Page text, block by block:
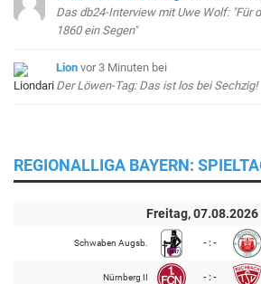
Das db24-Interview mit Uwe Wolf: "Für
1860 ein Segen"
Lion vor 3 Minuten bei
Der Löwen-Tag: Das ist los bei Sechzig!
REGIONALLIGA BAYERN:
Freitag, 07.08.2026
Schwaben Augsb. - : -
Nürnberg II - : -